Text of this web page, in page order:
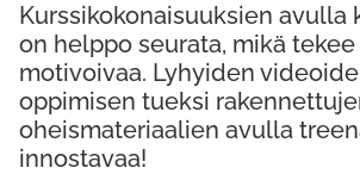
Kurssikokonaisuuksien avulla
on helppo seurata, mikä
motivoivaa. Lyhyiden
oppimisen tueksi
oheismateriaalien avulla
innostavaa!